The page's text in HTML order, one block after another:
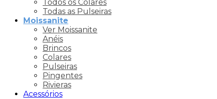
Todos os Colares
Todas as Pulseiras
Moissanite
Ver Moissanite
Anéis
Brincos
Colares
Pulseiras
Pingentes
Rivieras
Acessórios